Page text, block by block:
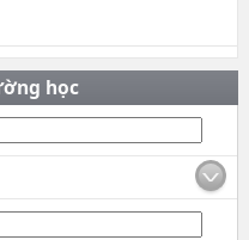
học